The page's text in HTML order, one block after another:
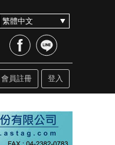
登入
會員註冊